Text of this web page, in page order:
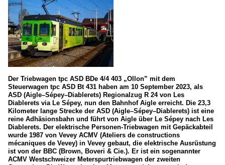
Der Triebwagen tpc ASD BDe 4/4 403 „Ollon” mit dem
Steuerwagen tpc ASD Bt 431 haben am 10 September 2023, als
ASD (Aigle–Sépey–Diablerets) Regionalzug R 24 von Les
Diablerets via Le Sépey, nun den Bahnhof Aigle erreicht. Die 23,3
Kilometer lange Strecke der ASD (Aigle–Sépey–Diablerets) ist eine
reine Adhäsionsbahn und führt von Aigle über Le Sépey nach Les
Diablerets. Der elektrische Personen-Triebwagen mit Gepäckabteil
wurde 1987 von Vevey ACMV (Ateliers de constructions
mécaniques de Vevey) in Vevey gebaut, die elektrische Ausrüstung
ist von der BBC (Brown, Boveri & Cie.). Er ist ein sogenannter
ACMV Westschweizer Meterspurtriebwagen der zweiten